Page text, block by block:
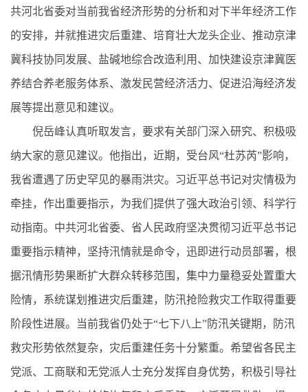
共河北省委对当前我省经济形势的分析和对下半年经济工作
的安排，并就推进灾后重建、培育壮大龙头企业、推动京津
冀科技协同发展、盐碱地综合改造利用、加快建设京津冀医
养结合养老服务体系、激发民营经济活力、促进沿海经济发
展等提出意见和建议。
倪岳峰认真听取发言，要求有关部门深入研究、积极吸
纳大家的意见建议。他指出，近期，受台风“杜苏芮”影响，
我省遭遇了历史罕见的暴雨洪灾。习近平总书记对灾情极为
牵挂，作出重要指示，为我们提供了强大政治引领、科学行
动指南。中共河北省委、省人民政府坚决贯彻习近平总书记
重要指示精神，坚持汛情就是命令，迅即进行动员部署，根
据汛情形势果断扩大群众转移范围，集中力量稳妥处置重大
险情，系统谋划推进灾后重建，防汛抢险救灾工作取得重要
阶段性进展。当前我省仍处于“七下八上”防汛关键期，防汛
救灾形势依然复杂，灾后重建任务十分繁重。希望省各民主
党派、工商联和无党派人士充分发挥自身优势，积极引导社